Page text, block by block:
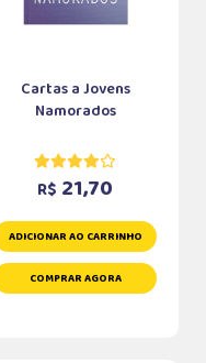
Cartas a Jovens
Namorados
R$ 21,70
ADICIONAR AO CARRINHO
COMPRAR AGORA